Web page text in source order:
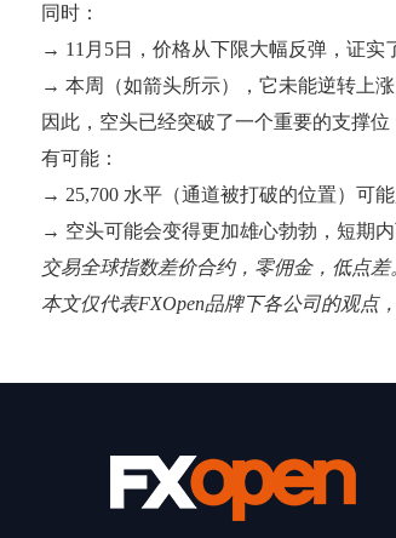
同时：
→ 11月5日，价格从下限大幅反弹，证实
→ 本周（如箭头所示），它未能逆转上涨
因此，空头已经突破了一个重要的支撑位
有可能：
→ 25,700 水平（通道被打破的位置）可能
→ 空头可能会变得更加雄心勃勃，短期内
交易全球指数差价合约，零佣金，低点差
本文仅代表FXOpen品牌下各公司的观点